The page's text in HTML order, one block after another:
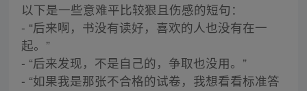
以下是一些意难平比较狠且伤感的短句：
- “后来啊，书没有读好，喜欢的人也没有在一
起。”
- “后来发现，不是自己的，争取也没用。”
- “如果我是那张不合格的试卷，我想看看标准答